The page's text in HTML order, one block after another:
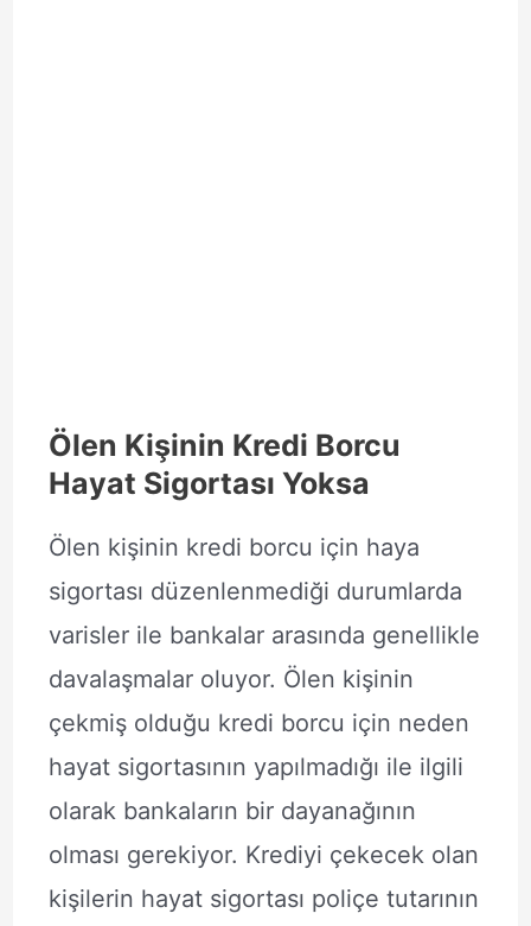
Ölen Kişinin Kredi Borcu
Hayat Sigortası Yoksa
Ölen kişinin kredi borcu için haya
sigortası düzenlenmediği durumlarda
varisler ile bankalar arasında genellikle
davalaşmalar oluyor. Ölen kişinin
çekmiş olduğu kredi borcu için neden
hayat sigortasının yapılmadığı ile ilgili
olarak bankaların bir dayanağının
olması gerekiyor. Krediyi çekecek olan
kişilerin hayat sigortası poliçe tutarının